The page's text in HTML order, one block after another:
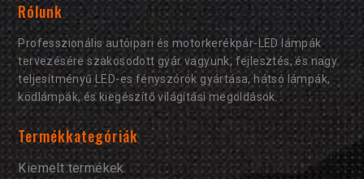
Rólunk
Professzionális autóipari és motorkerékpár-LED lámpák
tervezésére szakosodott gyár vagyunk, fejlesztés, és nagy
teljesítményű LED-es fényszórók gyártása, hátsó lámpák,
ködlámpák, és kiegészítő világítási megoldások.
Termékkategóriák
Kiemelt termékek